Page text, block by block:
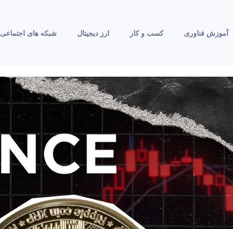
آموزش فناوری کسب و کار ارز دیجیتال شبکه های اجتماعی